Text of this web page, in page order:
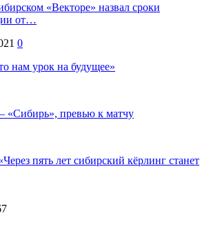
«Векторе» назвал сроки
от…
0
нам урок на будущее»
превью к матчу
пять лет сибирский кёрлинг станет